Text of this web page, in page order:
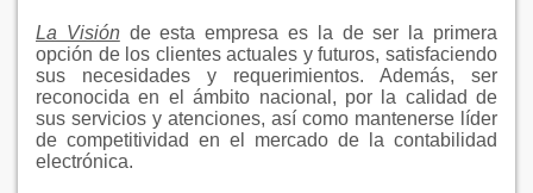
La Visiónde esta empresa es la de ser la primera
opción de los clientes actuales y futuros, satisfaciendo
sus necesidades y requerimientos. Además, ser
reconocida en el ámbito nacional, por la calidad de
sus servicios y atenciones, así como mantenerse líder
de competitividad en el mercado de la contabilidad
electrónica.